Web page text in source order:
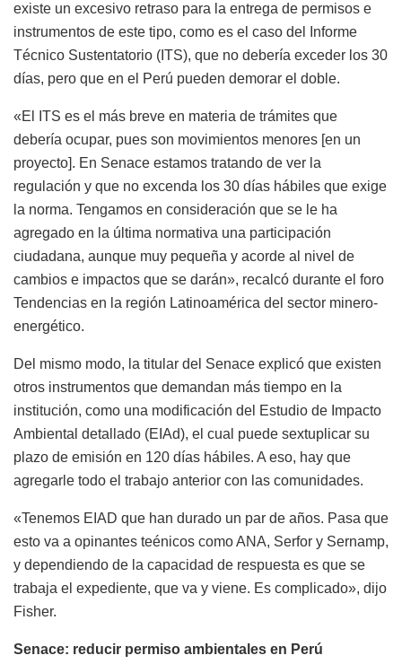
existe un excesivo retraso para la entrega de permisos e
instrumentos de este tipo, como es el caso del Informe
Técnico Sustentatorio (ITS), que no debería exceder los 30
días, pero que en el Perú pueden demorar el doble.
«El ITS es el más breve en materia de trámites que
debería ocupar, pues son movimientos menores [en un
proyecto]. En Senace estamos tratando de ver la
regulación y que no excenda los 30 días hábiles que exige
la norma. Tengamos en consideración que se le ha
agregado en la última normativa una participación
ciudadana, aunque muy pequeña y acorde al nivel de
cambios e impactos que se darán», recalcó durante el foro
Tendencias en la región Latinoamérica del sector minero-
energético.
Del mismo modo, la titular del Senace explicó que existen
otros instrumentos que demandan más tiempo en la
institución, como una modificación del Estudio de Impacto
Ambiental detallado (EIAd), el cual puede sextuplicar su
plazo de emisión en 120 días hábiles. A eso, hay que
agregarle todo el trabajo anterior con las comunidades.
«Tenemos EIAD que han durado un par de años. Pasa que
esto va a opinantes teénicos como ANA, Serfor y Sernamp,
y dependiendo de la capacidad de respuesta es que se
trabaja el expediente, que va y viene. Es complicado», dijo
Fisher.
Senace: reducir permiso ambientales en Perú